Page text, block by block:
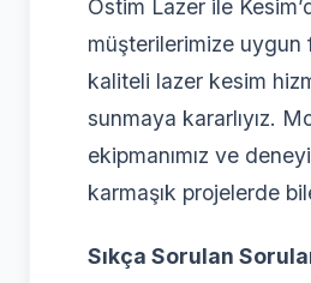
Ostim Lazer ile
müşterilerimize uygun
kaliteli lazer kesim
sunmaya kararlıyız.
ekipmanımız ve
karmaşık projelerde
Sıkça Sorulan